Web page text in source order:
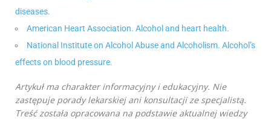
diseases.
American Heart Association. Alcohol and heart health.
National Institute on Alcohol Abuse and Alcoholism. Alcohol’s
effects on blood pressure.
Artykuł ma charakter informacyjny i edukacyjny. Nie
zastępuje porady lekarskiej ani konsultacji ze specjalistą.
Treść została opracowana na podstawie aktualnej wiedzy